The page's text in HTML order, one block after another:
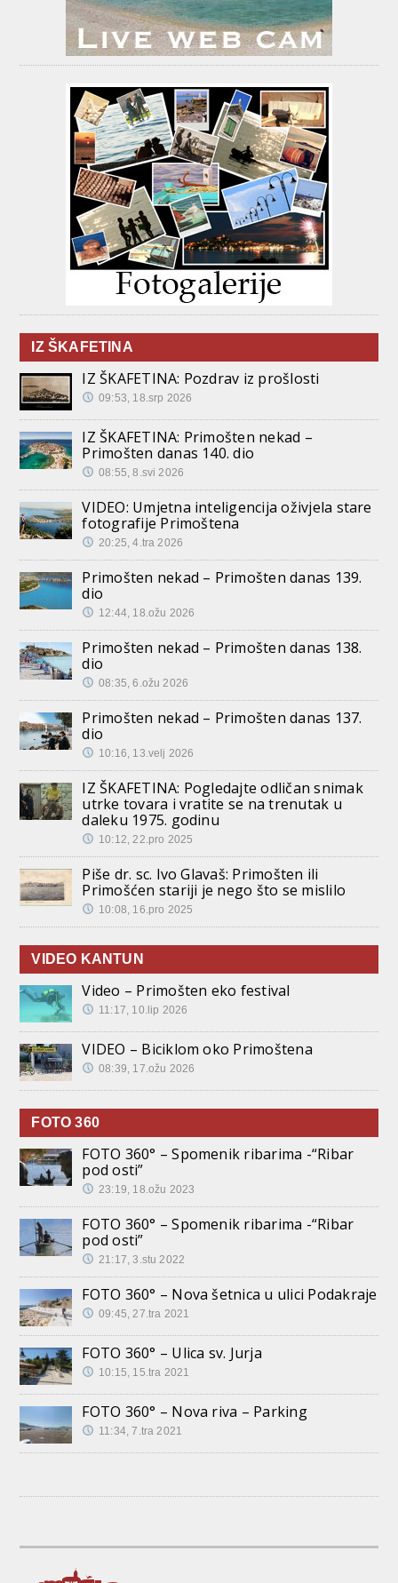
IZ ŠKAFETINA
IZ ŠKAFETINA: Pozdrav iz prošlosti
09:53, 18.srp 2026
IZ ŠKAFETINA: Primošten nekad –
Primošten danas 140. dio
08:55, 8.svi 2026
VIDEO: Umjetna inteligencija oživjela stare
fotografije Primoštena
20:25, 4.tra 2026
Primošten nekad – Primošten danas 139.
dio
12:44, 18.ožu 2026
Primošten nekad – Primošten danas 138.
dio
08:35, 6.ožu 2026
Primošten nekad – Primošten danas 137.
dio
10:16, 13.velj 2026
IZ ŠKAFETINA: Pogledajte odličan snimak
utrke tovara i vratite se na trenutak u
daleku 1975. godinu
10:12, 22.pro 2025
Piše dr. sc. Ivo Glavaš: Primošten ili
Primošćen stariji je nego što se mislilo
10:08, 16.pro 2025
VIDEO KANTUN
Video – Primošten eko festival
11:17, 10.lip 2026
VIDEO – Biciklom oko Primoštena
08:39, 17.ožu 2026
FOTO 360
FOTO 360° – Spomenik ribarima -“Ribar
pod osti”
23:19, 18.ožu 2023
FOTO 360° – Spomenik ribarima -“Ribar
pod osti”
21:17, 3.stu 2022
FOTO 360° – Nova šetnica u ulici Podakraje
09:45, 27.tra 2021
FOTO 360° – Ulica sv. Jurja
10:15, 15.tra 2021
FOTO 360° – Nova riva – Parking
11:34, 7.tra 2021